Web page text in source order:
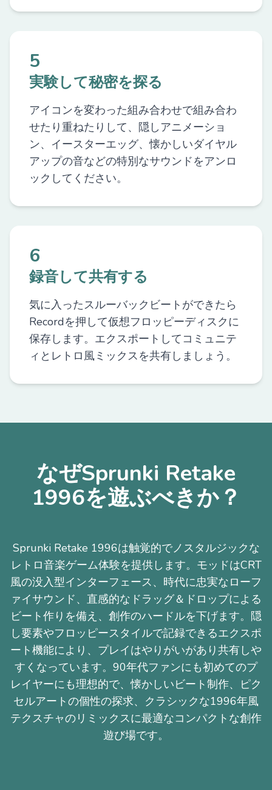
5
実験して秘密を探る
アイコンを変わった組み合わせで組み合わ
せたり重ねたりして、隠しアニメーショ
ン、イースターエッグ、懐かしいダイヤル
アップの音などの特別なサウンドをアンロ
ックしてください。
6
録音して共有する
気に入ったスルーバックビートができたら
Recordを押して仮想フロッピーディスクに
保存します。エクスポートしてコミュニテ
ィとレトロ風ミックスを共有しましょう。
なぜSprunki Retake
1996を遊ぶべきか？
Sprunki Retake 1996は触覚的でノスタルジックな
レトロ音楽ゲーム体験を提供します。モッドはCRT
風の没入型インターフェース、時代に忠実なローフ
ァイサウンド、直感的なドラッグ＆ドロップによる
ビート作りを備え、創作のハードルを下げます。隠
し要素やフロッピースタイルで記録できるエクスポ
ート機能により、プレイはやりがいがあり共有しや
すくなっています。90年代ファンにも初めてのプ
レイヤーにも理想的で、懐かしいビート制作、ピク
セルアートの個性の探求、クラシックな1996年風
テクスチャのリミックスに最適なコンパクトな創作
遊び場です。